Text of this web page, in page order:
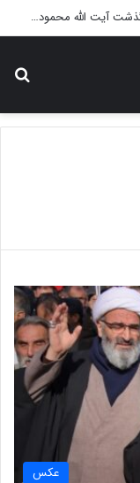
پیام تسلیت آیت الله مصباحی مقدم در پی درگذشت آیت الله محمودی گلپایگانی
عکس